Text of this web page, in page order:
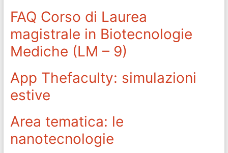
FAQ Corso di Laurea
magistrale in Biotecnologie
Mediche (LM – 9)
App Thefaculty: simulazioni
estive
Area tematica: le
nanotecnologie